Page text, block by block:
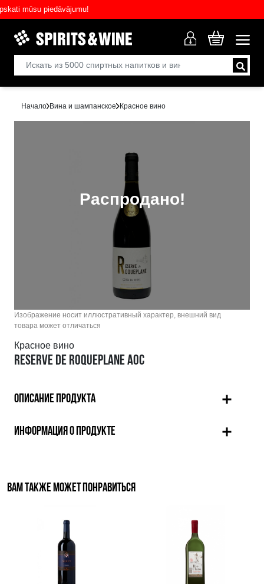
mūsu piedāvājumu!
Начало Вина и шампанское Красное вино
Распродано!
Изображение носит иллюстративный характер, внешний вид
товара может отличаться
Красное вино
RESERVE DE ROQUEPLANE AOC
ОПИСАНИЕ ПРОДУКТА
ИНФОРМАЦИЯ О ПРОДУКТЕ
ВАМ ТАКЖЕ МОЖЕТ ПОНРАВИТЬСЯ